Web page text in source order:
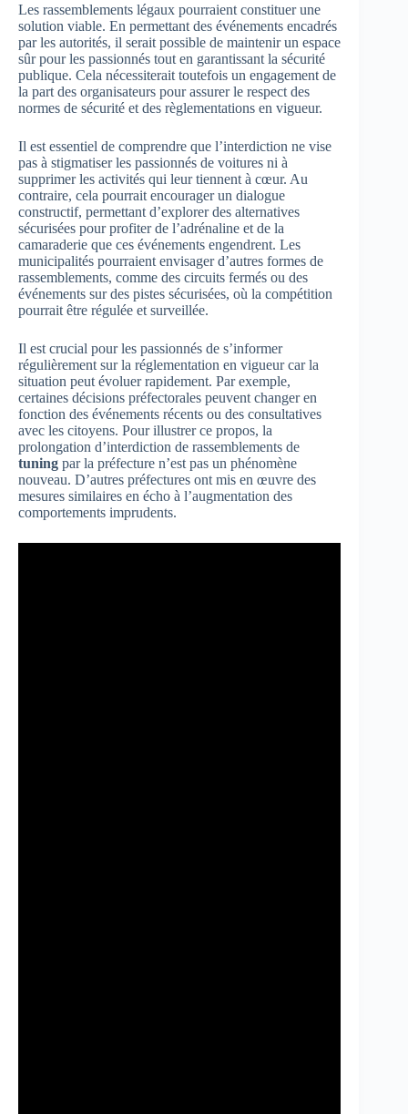
Les rassemblements légaux pourraient constituer une
solution viable. En permettant des événements encadrés
par les autorités, il serait possible de maintenir un espace
sûr pour les passionnés tout en garantissant la sécurité
publique. Cela nécessiterait toutefois un engagement de
la part des organisateurs pour assurer le respect des
normes de sécurité et des règlementations en vigueur.
Il est essentiel de comprendre que l’interdiction ne vise
pas à stigmatiser les passionnés de voitures ni à
supprimer les activités qui leur tiennent à cœur. Au
contraire, cela pourrait encourager un dialogue
constructif, permettant d’explorer des alternatives
sécurisées pour profiter de l’adrénaline et de la
camaraderie que ces événements engendrent. Les
municipalités pourraient envisager d’autres formes de
rassemblements, comme des circuits fermés ou des
événements sur des pistes sécurisées, où la compétition
pourrait être régulée et surveillée.
Il est crucial pour les passionnés de s’informer
régulièrement sur la réglementation en vigueur car la
situation peut évoluer rapidement. Par exemple,
certaines décisions préfectorales peuvent changer en
fonction des événements récents ou des consultatives
avec les citoyens. Pour illustrer ce propos, la
prolongation d’interdiction de rassemblements de
tuning par la préfecture n’est pas un phénomène
nouveau. D’autres préfectures ont mis en œuvre des
mesures similaires en écho à l’augmentation des
comportements imprudents.